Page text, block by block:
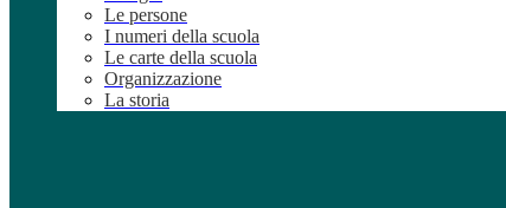
Le persone
I numeri della scuola
Le carte della scuola
Organizzazione
La storia